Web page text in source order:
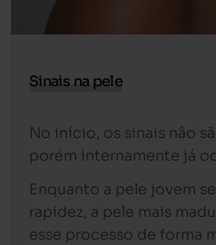
Sinais na pele
No início, os sinais nâo
porém internamente já
Enquanto a pele jovem
rapidez, a pele mais
esse processo de forma